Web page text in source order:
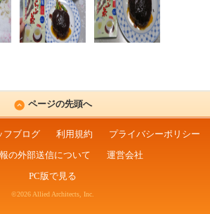
ページの先頭へ
フブログ 利用規約
プライバシーポリシー
の外部送信について
運営会社
PC版で見る
©2026 Allied Architects, Inc.